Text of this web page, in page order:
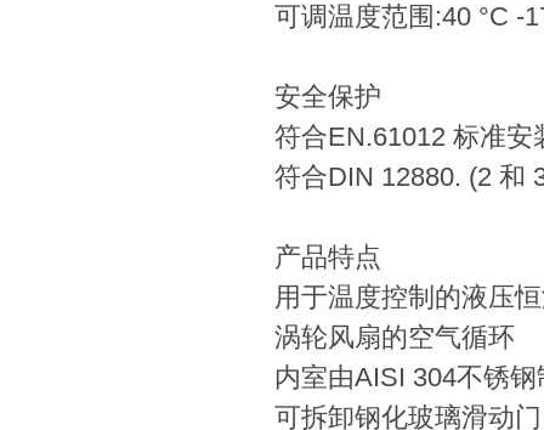
可调温度范围:40 °C -
安全保护
符合EN.61012 标准
符合DIN 12880. (2 和
产品特点
用于温度控制的液压
涡轮风扇的空气循环
内室由AISI 304不锈
可拆卸钢化玻璃滑动门